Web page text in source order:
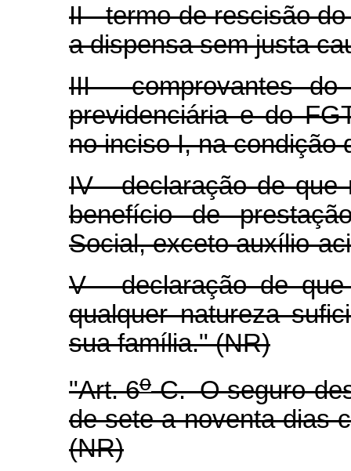
II - termo de rescisão
a dispensa sem justa
III - comprovantes do
previdenciária e do
no inciso I, na condição
IV - declaração de que
benefício de
Social, exceto auxílio-
V - declaração de
qualquer natureza
sua família." (NR)
"Art. 6o-C. O seguro-
de sete a noventa dias
(NR)